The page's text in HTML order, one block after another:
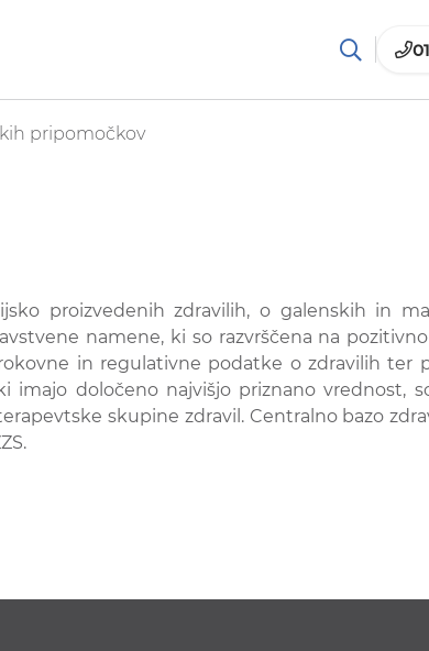
pripomočkov
proizvedenih zdravilih, o galenskih in
namene, ki so razvrščena na
in regulativne podatke o zdravilih ter
določeno najvišjo priznano vrednost,
skupine zdravil. Centralno bazo